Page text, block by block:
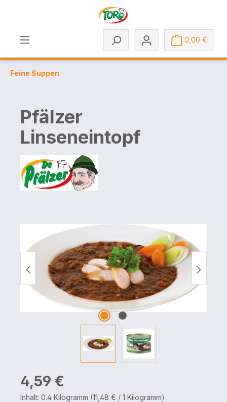
0,00 €
Feine Suppen
Pfälzer
Linseneintopf
Regulärer Preis:
4,59 €
Inhalt: 0.4 Kilogramm (11,48 € / 1 Kilogramm)